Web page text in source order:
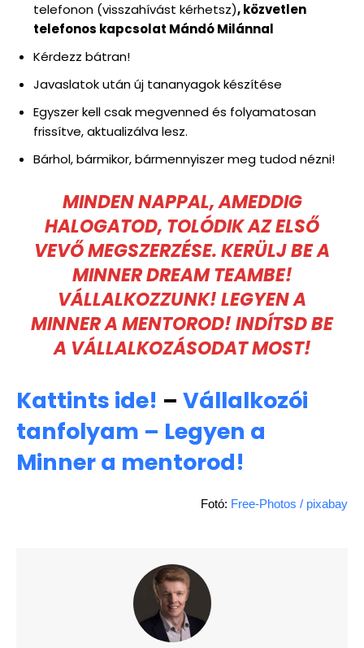
telefonon (visszahívást kérhetsz), közvetlen
telefonos kapcsolat Mándó Milánnal
Kérdezz bátran!
Javaslatok után új tananyagok készítése
Egyszer kell csak megvenned és folyamatosan
frissítve, aktualizálva lesz.
Bárhol, bármikor, bármennyiszer meg tudod nézni!
MINDEN NAPPAL, AMEDDIG
HALOGATOD, TOLÓDIK AZ ELSŐ
VEVŐ MEGSZERZÉSE. KERÜLJ BE A
MINNER DREAM TEAMBE!
VÁLLALKOZZUNK! LEGYEN A
MINNER A MENTOROD! INDÍTSD BE
A VÁLLALKOZÁSODAT MOST!
Kattints ide! – Vállalkozói
tanfolyam – Legyen a
Minner a mentorod!
Fotó: Free-Photos / pixabay